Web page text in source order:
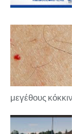
μεγέθους